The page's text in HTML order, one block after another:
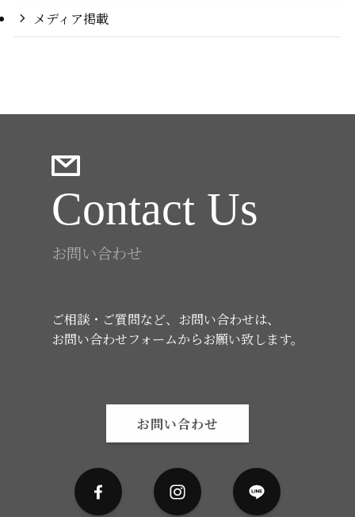
メディア掲載
Contact Us
お問い合わせ
ご相談・ご質問など、お問い合わせは、
お問い合わせフォームからお願い致します。
お問い合わせ